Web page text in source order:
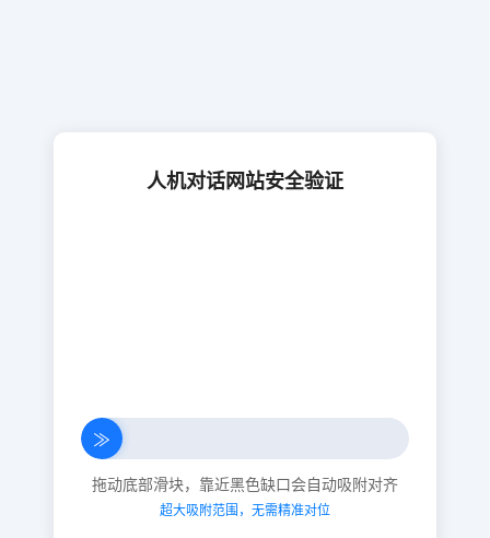
人机对话网站安全验证
≫
拖动底部滑块，靠近黑色缺口会自动吸附对齐
超大吸附范围，无需精准对位